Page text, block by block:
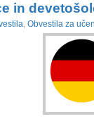
in
, Obvestila za